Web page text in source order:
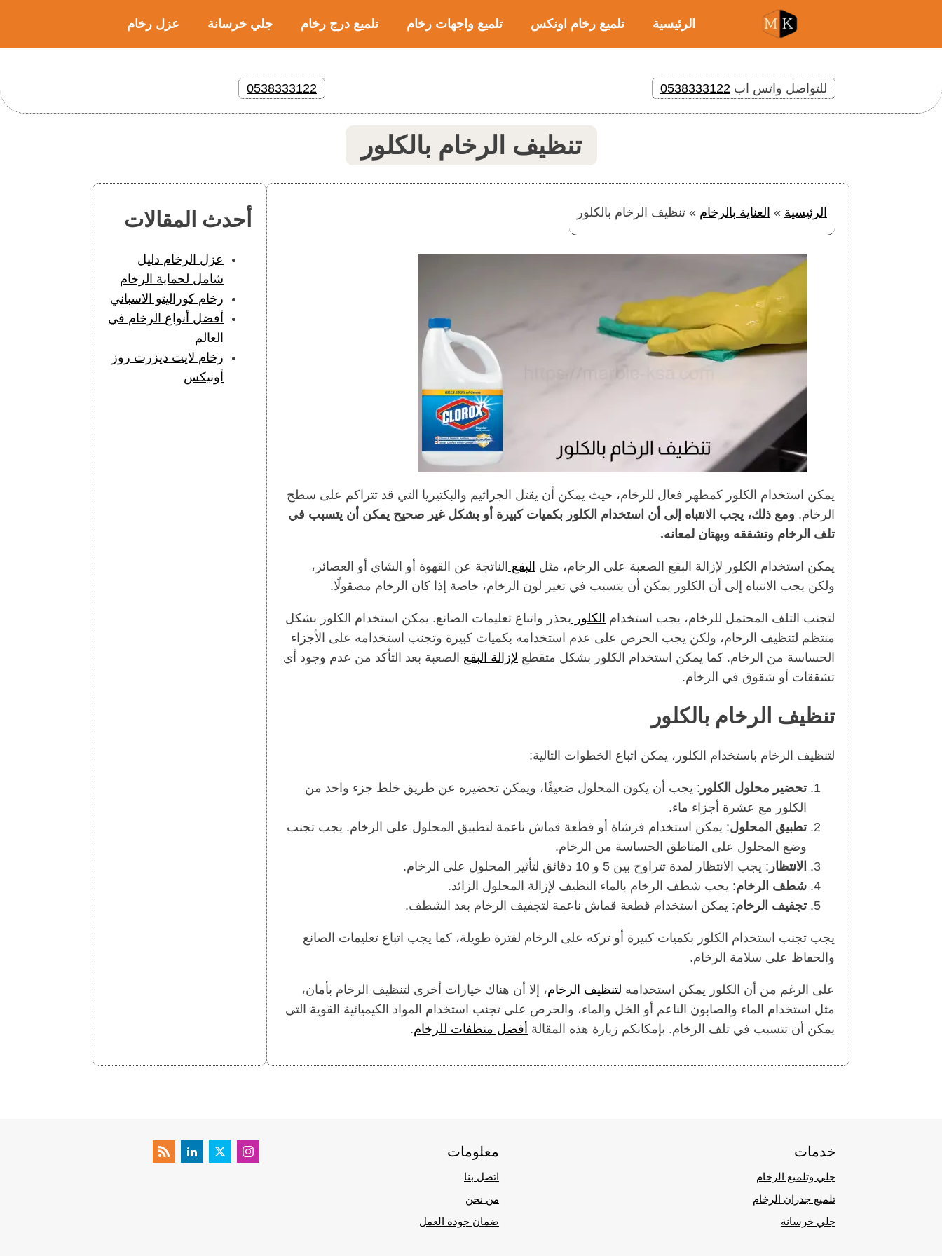
الرئيسية تلميع رخام اونكس تلميع واجهات رخام تلميع درج رخام جلي خرسانة عزل رخام
للتواصل واتس اب 0538333122
0538333122
تنظيف الرخام بالكلور
الرئيسية » العناية بالرخام » تنظيف الرخام بالكلور
يمكن استخدام الكلور كمطهر فعال للرخام، حيث يمكن أن يقتل الجراثيم والبكتيريا التي قد تتراكم على سطح
الرخام. ومع ذلك، يجب الانتباه إلى أن استخدام الكلور بكميات كبيرة أو بشكل غير صحيح يمكن أن يتسبب في
تلف الرخام وتشققه وبهتان لمعانه.
يمكن استخدام الكلور لإزالة البقع الصعبة على الرخام، مثل البقع الناتجة عن القهوة أو الشاي أو العصائر،
ولكن يجب الانتباه إلى أن الكلور يمكن أن يتسبب في تغير لون الرخام، خاصة إذا كان الرخام مصقولًا.
لتجنب التلف المحتمل للرخام، يجب استخدام الكلور بحذر واتباع تعليمات الصانع. يمكن استخدام الكلور بشكل
منتظم لتنظيف الرخام، ولكن يجب الحرص على عدم استخدامه بكميات كبيرة وتجنب استخدامه على الأجزاء
الحساسة من الرخام. كما يمكن استخدام الكلور بشكل متقطع لإزالة البقع الصعبة بعد التأكد من عدم وجود أي
تشققات أو شقوق في الرخام.
تنظيف الرخام بالكلور
لتنظيف الرخام باستخدام الكلور، يمكن اتباع الخطوات التالية:
تحضير محلول الكلور : يجب أن يكون المحلول ضعيفًا، ويمكن تحضيره عن طريق خلط جزء واحد من
الكلور مع عشرة أجزاء ماء.
تطبيق المحلول: يمكن استخدام فرشاة أو قطعة قماش ناعمة لتطبيق المحلول على الرخام. يجب تجنب
وضع المحلول على المناطق الحساسة من الرخام.
الانتظار : يجب الانتظار لمدة تتراوح بين 5 و 10 دقائق لتأثير المحلول على الرخام.
شطف الرخام: يجب شطف الرخام بالماء النظيف لإزالة المحلول الزائد.
تجفيف الرخام: يمكن استخدام قطعة قماش ناعمة لتجفيف الرخام بعد الشطف.
يجب تجنب استخدام الكلور بكميات كبيرة أو تركه على الرخام لفترة طويلة، كما يجب اتباع تعليمات الصانع
والحفاظ على سلامة الرخام.
على الرغم من أن الكلور يمكن استخدامه لتنظيف الرخام، إلا أن هناك خيارات أخرى لتنظيف الرخام بأمان،
مثل استخدام الماء والصابون الناعم أو الخل والماء، والحرص على تجنب استخدام المواد الكيميائية القوية التي
يمكن أن تتسبب في تلف الرخام. بإمكانكم زيارة هذه المقالة أفضل منظفات للرخام.
أحدث المقالات
عزل الرخام دليل
شامل لحماية الرخام
رخام كوراليتو الاسباني
أفضل أنواع الرخام في
العالم
رخام لايت ديزرت روز
أونيكس
خدمات
جلي وتلميع الرخام
تلميع جدران الرخام
جلي خرسانة
معلومات
اتصل بنا
من نحن
ضمان جودة العمل